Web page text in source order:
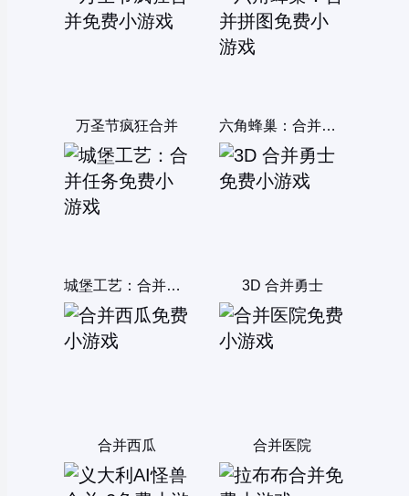
万圣节疯狂合并 六角蜂巢：合并拼图
城堡工艺：合并任务 3D 合并勇士
合并西瓜 合并医院